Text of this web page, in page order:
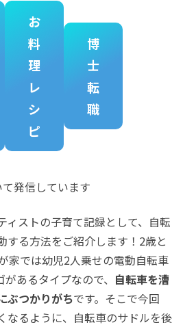
お
料
理
レ
シ
ピ
博
士
転
職
発信しています
ィストの子育て記録として、自転
する方法をご紹介します！2歳と
家では幼児2人乗せの電動自転車
あるタイプなので、 自転車を漕
ぶつかりがちです。そこで今回
なるように、自転車のサドルを後